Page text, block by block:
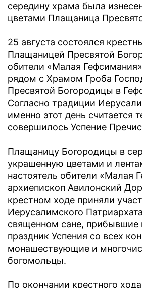
середину храма была
цветами Плащаница
25 августа состоялся
Плащаницей Пресвятой
обители «Малая
рядом с Храмом Гроба
Пресвятой Богородицы в
Согласно традиции
именно этот день считается
совершилось Успение
Плащаницу Богородицы в
украшенную цветами и
настоятель обители «Малая
архиепископ Авилонский
крестном ходе приняли
Иерусалимского
священном сане, прибывшие
праздник Успения со всех
монашествующие и
богомольцы.
По окончании крестного